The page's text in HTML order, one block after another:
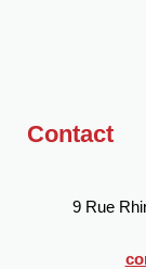
Contact
9 Rue